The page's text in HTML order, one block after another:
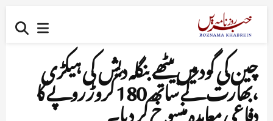
چین کی گود میں بیٹھے بنگلہ دیش کی ہیکڑی
،بھارت کے ساتھ 180 کروڑ روپے کادفاعی معاہدہ منسوخ کر دیا۔